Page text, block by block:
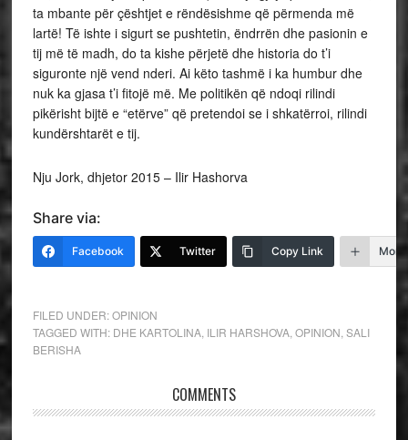
ta mbante për çështjet e rëndësishme që përmenda më
lartë! Të ishte i sigurt se pushtetin, ëndrrën dhe pasionin e
tij më të madh, do ta kishe përjetë dhe historia do t’i
siguronte një vend nderi. Ai këto tashmë i ka humbur dhe
nuk ka gjasa t’i fitojë më. Me politikën që ndoqi rilindi
pikërisht bijtë e “etërve” që pretendoi se i shkatërroi, rilindi
kundërshtarët e tij.
Nju Jork, dhjetor 2015 – Ilir Hashorva
Share via:
Facebook Twitter Copy Link More
FILED UNDER:OPINION
TAGGED WITH: DHE KARTOLINA, ILIR HARSHOVA, OPINION SALI
BERISHA
COMMENTS